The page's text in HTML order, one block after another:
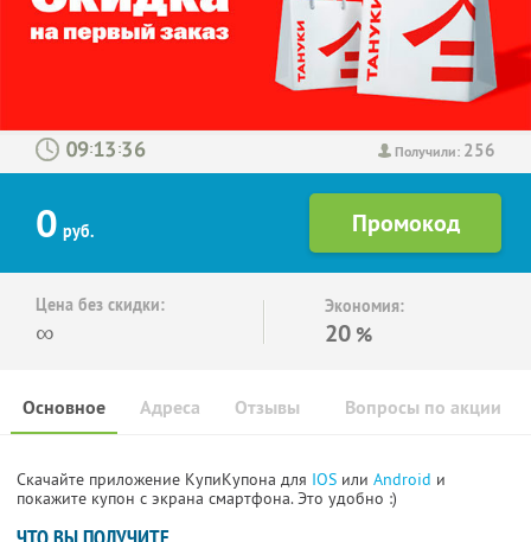
Получили: 256
: :
0 руб.
Цена без скидки:
∞
Экономия:
20 %
Основное Отзывы Вопросы по акции
Адреса
Скачайте приложение КупиКупона для IOS или Android и
покажите купон с экрана смартфона. Это удобно :)